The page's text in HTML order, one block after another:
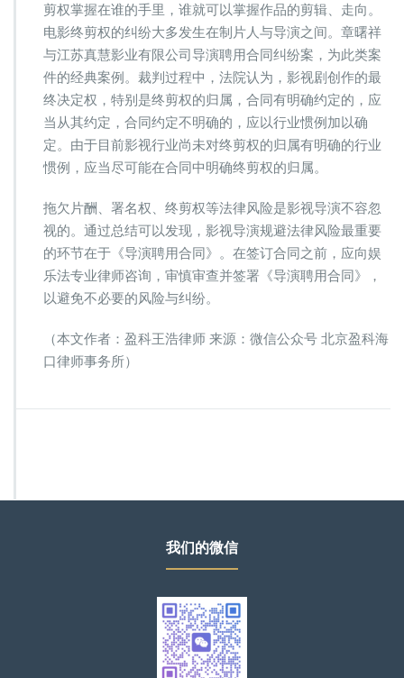
剪权掌握在谁的手里，谁就可以掌握作品的剪辑、走向。
电影终剪权的纠纷大多发生在制片人与导演之间。章曙祥
与江苏真慧影业有限公司导演聘用合同纠纷案，为此类案
件的经典案例。裁判过程中，法院认为，影视剧创作的最
终决定权，特别是终剪权的归属，合同有明确约定的，应
当从其约定，合同约定不明确的，应以行业惯例加以确
定。由于目前影视行业尚未对终剪权的归属有明确的行业
惯例，应当尽可能在合同中明确终剪权的归属。
拖欠片酬、署名权、终剪权等法律风险是影视导演不容忽
视的。通过总结可以发现，影视导演规避法律风险最重要
的环节在于《导演聘用合同》。在签订合同之前，应向娱
乐法专业律师咨询，审慎审查并签署《导演聘用合同》，
以避免不必要的风险与纠纷。
（本文作者：盈科王浩律师 来源：微信公众号 北京盈科海
口律师事务所）
我们的微信